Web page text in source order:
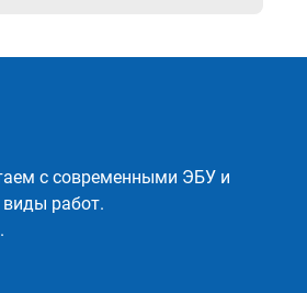
с современными ЭБУ и
работ.